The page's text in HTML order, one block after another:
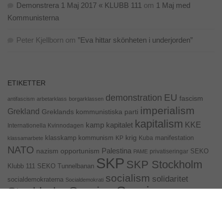
Demonstrera 1 Maj 2017 « KLUBB 111 om 1 Maj med
Kommunisterna
Peter Kjellborn om ”Eva hittar skönheten i underjorden”
ETIKETTER
antifascism arbetarklass borgarklassen demonstration EU fascism
Grekland Greklands kommunistiska parti imperialism
Internationella Kvinnodagen kamp kapitalet kapitalism KKE
klassamarbete klasskamp kommunism KP krig Kuba manifestation
NATO nazism opportunism Palestina PAME privatiseringar SEKO
Klubb 111 SEKO Tunnelbanan SKP SKP Stockholm
socialdemokraterna Socialdemokrati socialism solidaritet
StockholmSverigeSveriges